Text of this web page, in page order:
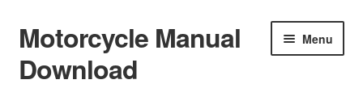
Skip
to
navigation
Skip
to
content
Motorcycle Manual
Download
Menu